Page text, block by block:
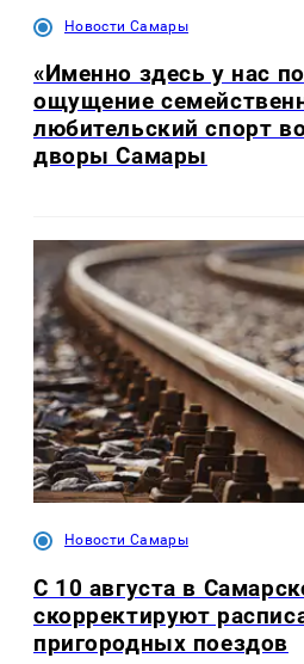
Новости Самары
«Именно здесь у нас
ощущение
любительский спорт
дворы Самары
Новости Самары
С 10 августа в
скорректируют
пригородных поездов